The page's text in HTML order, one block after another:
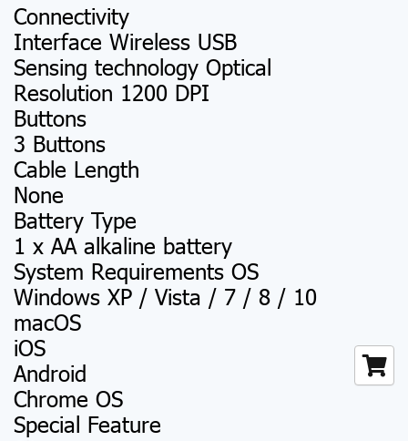
Connectivity
Interface Wireless USB
Sensing technology Optical
Resolution 1200 DPI
Buttons
3 Buttons
Cable Length
None
Battery Type
1 x AA alkaline battery
System Requirements OS
Windows XP / Vista / 7 / 8 / 10
macOS
iOS
Android
Chrome OS
Special Feature